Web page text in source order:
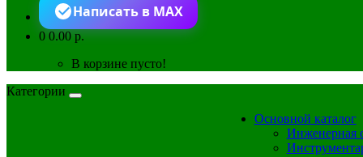
Написать в MAX
00.00 р.
В корзине пусто!
Категории
Основной каталог
Инженерная